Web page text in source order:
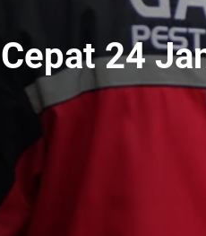
24